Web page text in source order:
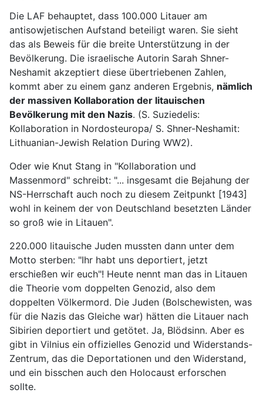
Die LAF behauptet, dass 100.000 Litauer am
antisowjetischen Aufstand beteiligt waren. Sie sieht
das als Beweis für die breite Unterstützung in der
Bevölkerung. Die israelische Autorin Sarah Shner-
Neshamit akzeptiert diese übertriebenen Zahlen,
kommt aber zu einem ganz anderen Ergebnis, nämlich
der massiven Kollaboration der litauischen
Bevölkerung mit den Nazis. (S. Suziedelis:
Kollaboration in Nordosteuropa/ S. Shner-Neshamit:
Lithuanian-Jewish Relation During WW2).
Oder wie Knut Stang in "Kollaboration und
Massenmord" schreibt: "... insgesamt die Bejahung der
NS-Herrschaft auch noch zu diesem Zeitpunkt [1943]
wohl in keinem der von Deutschland besetzten Länder
so groß wie in Litauen".
220.000 litauische Juden mussten dann unter dem
Motto sterben: "Ihr habt uns deportiert, jetzt
erschießen wir euch"! Heute nennt man das in Litauen
die Theorie vom doppelten Genozid, also dem
doppelten Völkermord. Die Juden (Bolschewisten, was
für die Nazis das Gleiche war) hätten die Litauer nach
Sibirien deportiert und getötet. Ja, Blödsinn. Aber es
gibt in Vilnius ein offizielles Genozid und Widerstands-
Zentrum, das die Deportationen und den Widerstand,
und ein bisschen auch den Holocaust erforschen
sollte.